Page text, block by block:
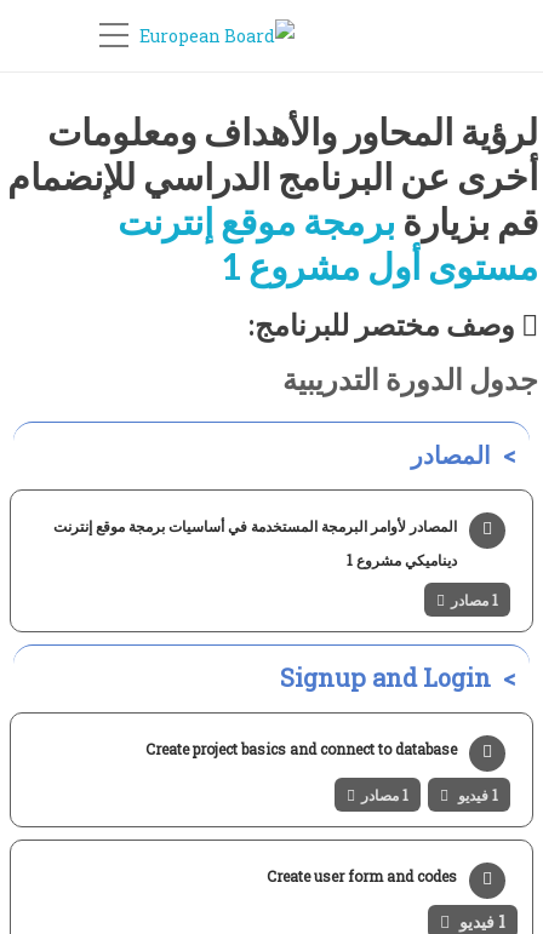
لرؤية المحاور والأهداف ومعلومات
أخرى عن البرنامج الدراسي للإنضمام
قم بزيارة برمجة موقع إنترنت
مستوى أول مشروع 1
وصف مختصر للبرنامج:
جدول الدورة التدريبية
المصادر
المصادر لأوامر البرمجة المستخدمة في أساسيات برمجة موقع إنترنت
ديناميكي مشروع 1
1 مصادر
Signup and Login
Create project basics and connect to database
1 مصادر 1 فيديو
Create user form and codes
1 فيديو